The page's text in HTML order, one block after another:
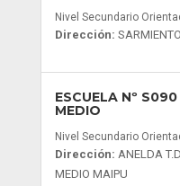
Nivel Secundario
Dirección:
ESCUELA Nº S090
MEDIO
Nivel Secundario
Dirección: ANELDA
MEDIO MAIPU